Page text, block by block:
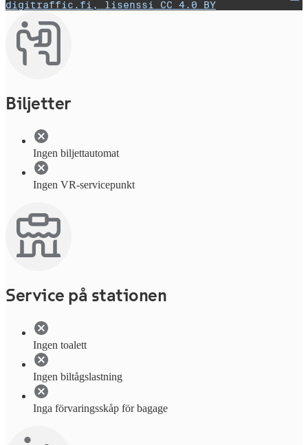
digitraffic.fi, lisenssi CC 4.0 BY
Biljetter
Ingen biljettautomat
Ingen VR-servicepunkt
Service på stationen
Ingen toalett
Ingen biltågslastning
Inga förvaringsskåp för bagage